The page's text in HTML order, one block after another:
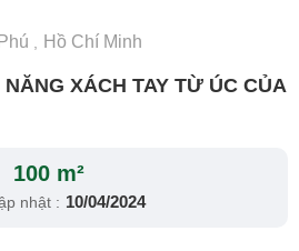
Hồ Chí Minh
XÁCH TAY TỪ ÚC CỦA
100 m²
nhật : 10/04/2024